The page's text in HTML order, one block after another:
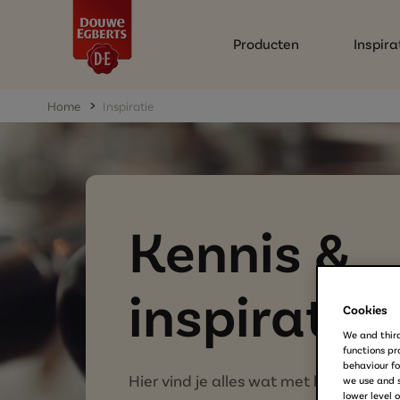
Producten
Home Inspiratie
Kennis &
inspiratie
Hier vind je alles wat met koffie te
Cookies
We and
functions
behaviour
we use and
lower level